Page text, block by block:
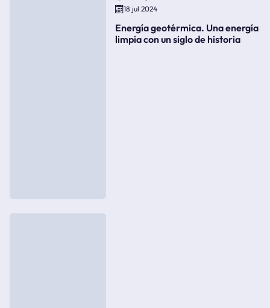
18 jul 2024
Energía geotérmica. Una energía
limpia con un siglo de historia